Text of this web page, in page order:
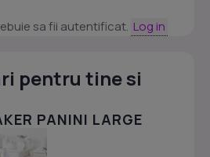
sa fii autentificat. Log in
pentru tine si
PANINI LARGE